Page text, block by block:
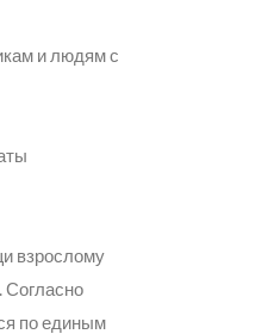
и людям с
взрослому
Согласно
по единым